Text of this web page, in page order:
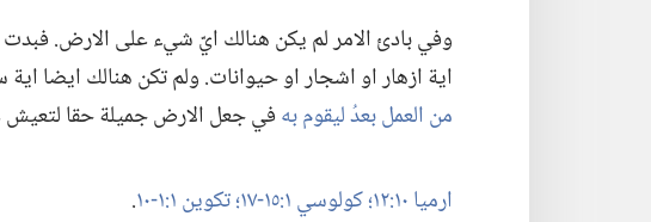
وفي بادئ الامر لم يكن هنالك ايّ شيء على الارض.‏ فبدت
اية ازهار او اشجار او حيوانات.‏ ولم تكن هنالك ايضا
من العمل بعدُ ليقوم بهفي جعل الارض جميلة حقا لتعيش
ارميا ١٠:‏١٢؛‏ كولوسي ١:‏١٥-‏١٧؛‏ تكوين ١:‏١-‏١٠ ‏.‏